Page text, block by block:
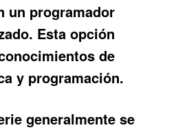
un programador
Esta opción
de
y programación.
generalmente se